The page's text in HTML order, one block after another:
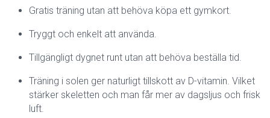
Gratis träning utan att behöva köpa ett gymkort.
Tryggt och enkelt att använda.
Tillgängligt dygnet runt utan att behöva beställa tid.
Träning i solen ger naturligt tillskott av D-vitamin. Vilket
stärker skeletten och man får mer av dagsljus och frisk
luft.